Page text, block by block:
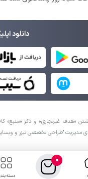
0
دسته
دانلود
«هدف غیرتجاری» و ذکر
مدیریت "طراحی تخصصی تیزر و